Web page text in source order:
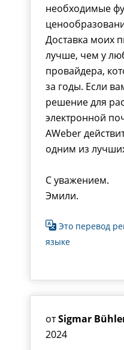
необходимые
Доставка моих
лучше, чем у
провайдера,
за годы. Если
решение для
электронной
AWeber
одним из
С уважением.
Эмили.
Это перевод
языке
отSigmar
2024